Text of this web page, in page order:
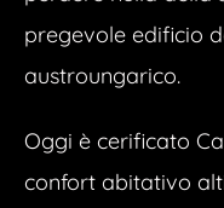
pregevole edificio
austroungarico.
Oggi è cerificato
confort abitativo